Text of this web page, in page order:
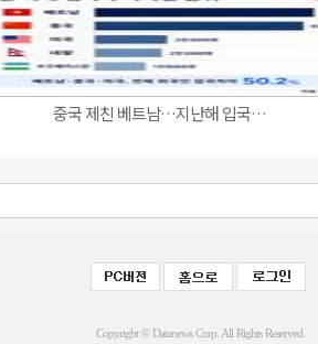
중국 제친 베트남…지난해 입국…
Copyright © Datanews Corp. All Rights Reserved.